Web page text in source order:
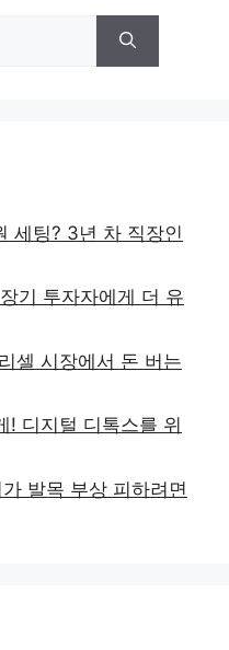
세팅? 3년 차 직장인
기 투자자에게 더 유
셀 시장에서 돈 버는
! 디지털 디톡스를 위
발목 부상 피하려면